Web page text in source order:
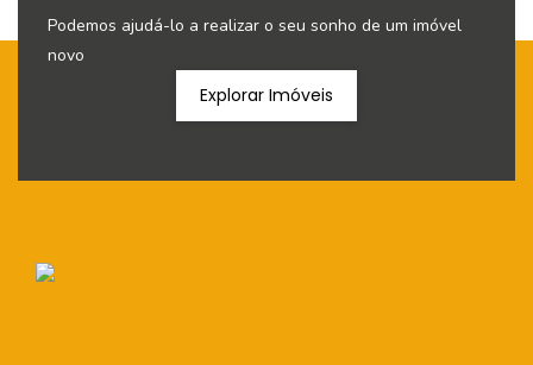
Podemos ajudá-lo a realizar o seu sonho de um imóvel
novo
Explorar Imóveis